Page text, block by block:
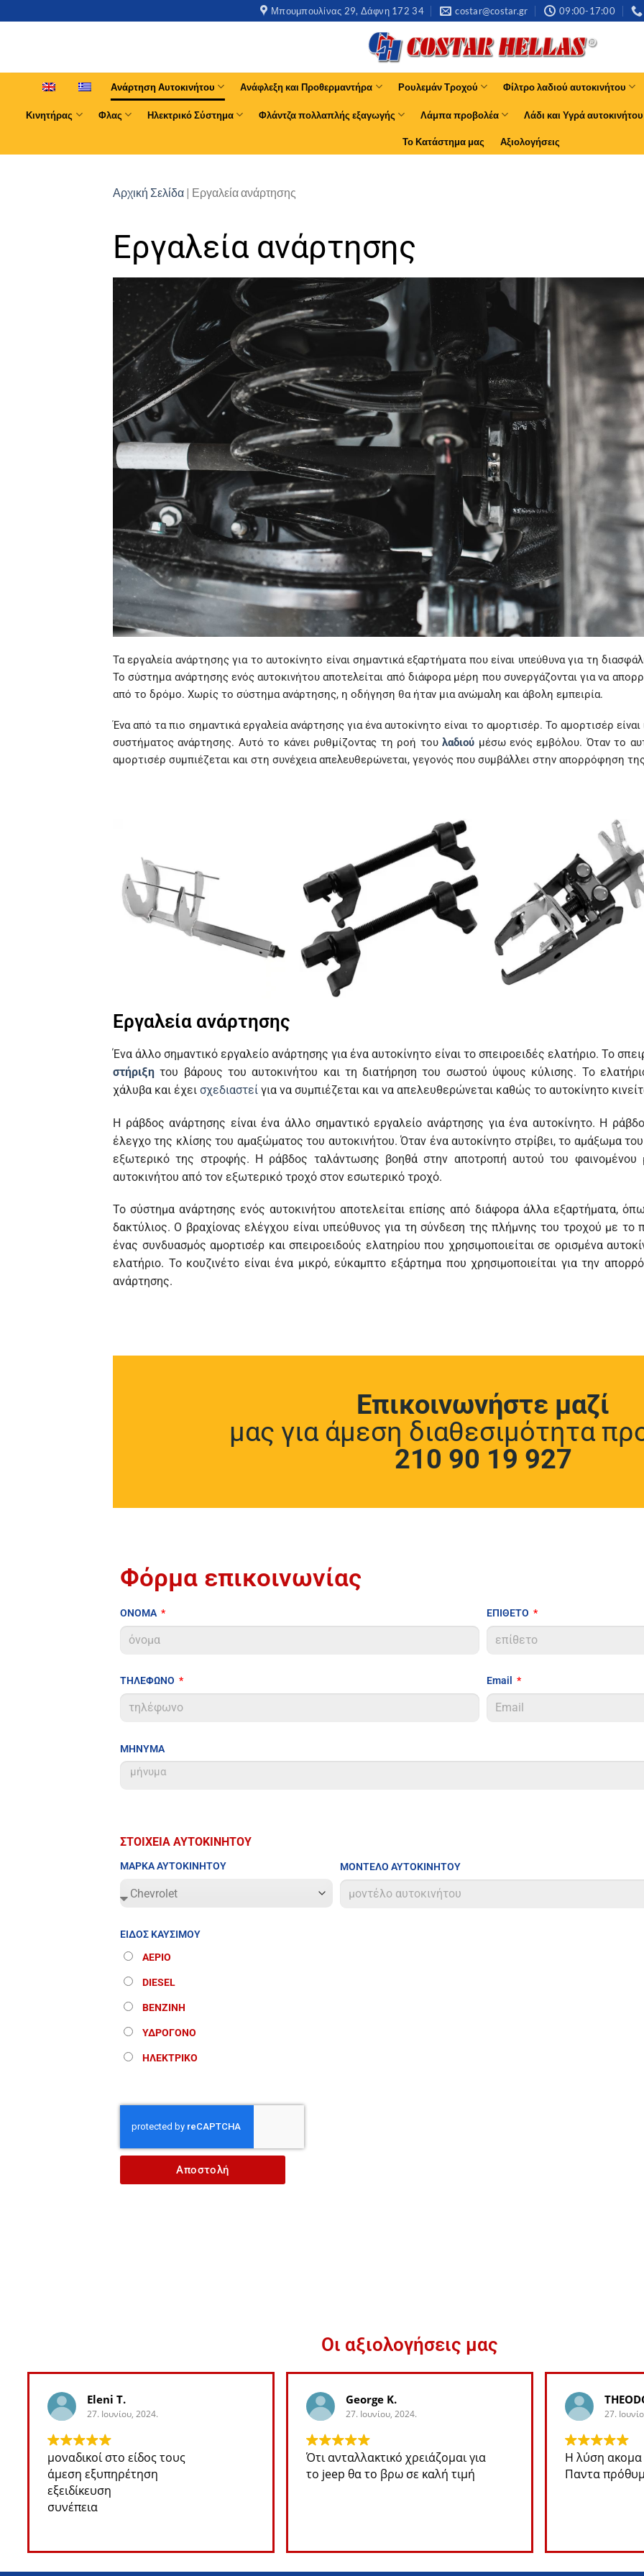
Μπουμπουλίνας 29, Δάφνη 172 34​ costar@costar.gr 09:00-17:00
Ανάρτηση Αυτοκινήτου Ανάφλεξη και Προθερμαντήρα Ρουλεμάν Τροχού Φίλτρο λαδιού αυτοκινήτου
Κινητήρας Φλας Ηλεκτρικό Σύστημα Φλάντζα πολλαπλής εξαγωγής Λάμπα προβολέα Λάδι και Υγρά αυτοκινήτου
Το Κατάστημα μας Αξιολογήσεις
Αρχική Σελίδα | Εργαλεία ανάρτησης
Εργαλεία ανάρτησης
Τα εργαλεία ανάρτησης για το αυτοκίνητο είναι σημαντικά εξαρτήματα που είναι υπεύθυνα για τη
Το σύστημα ανάρτησης ενός αυτοκινήτου αποτελείται από διάφορα μέρη που συνεργάζονται για να
από το δρόμο. Χωρίς το σύστημα ανάρτησης, η οδήγηση θα ήταν μια ανώμαλη και άβολη εμπειρία.
Ένα από τα πιο σημαντικά εργαλεία ανάρτησης για ένα αυτοκίνητο είναι το αμορτισέρ. Το αμορτισέρ
συστήματος ανάρτησης. Αυτό το κάνει ρυθμίζοντας τη ροή τουλαδιού μέσω ενός εμβόλου. Όταν το
αμορτισέρ συμπιέζεται και στη συνέχεια απελευθερώνεται, γεγονός που συμβάλλει στην απορρόφηση
Εργαλεία ανάρτησης
Ένα άλλο σημαντικό εργαλείο ανάρτησης για ένα αυτοκίνητο είναι το σπειροειδές ελατήριο. Το
στήριξη του βάρους του αυτοκινήτου και τη διατήρηση του σωστού ύψους κύλισης. Το
χάλυβα και έχει σχεδιαστεί για να συμπιέζεται και να απελευθερώνεται καθώς το αυτοκίνητο
Η ράβδος ανάρτησης είναι ένα άλλο σημαντικό εργαλείο ανάρτησης για ένα αυτοκίνητο. Η
έλεγχο της κλίσης του αμαξώματος του αυτοκινήτου. Όταν ένα αυτοκίνητο στρίβει, το αμάξωμα
εξωτερικό της στροφής. Η ράβδος ταλάντωσης βοηθά στην αποτροπή αυτού του
αυτοκινήτου από τον εξωτερικό τροχό στον εσωτερικό τροχό.
Το σύστημα ανάρτησης ενός αυτοκινήτου αποτελείται επίσης από διάφορα άλλα εξαρτήματα,
δακτύλιος. Ο βραχίονας ελέγχου είναι υπεύθυνος για τη σύνδεση της πλήμνης του τροχού με το
ένας συνδυασμός αμορτισέρ και σπειροειδούς ελατηρίου που χρησιμοποιείται σε ορισμένα
ελατήριο. Το κουζινέτο είναι ένα μικρό, εύκαμπτο εξάρτημα που χρησιμοποιείται για την
ανάρτησης.
Επικοινωνήστε μαζί
μας για άμεση διαθεσιμότητα
210 90 19 927
Φόρμα επικοινωνίας
ΟΝΟΜΑ ΕΠΙΘΕΤΟ
ΤΗΛΕΦΩΝΟ Email
ΜΗΝΥΜΑ
ΣΤΟΙΧΕΙΑ ΑΥΤΟΚΙΝΗΤΟΥ
ΜΑΡΚΑ ΑΥΤΟΚΙΝΗΤΟΥ ΜΟΝΤΕΛΟ ΑΥΤΟΚΙΝΗΤΟΥ
ΕΙΔΟΣ ΚΑΥΣΙΜΟΥ
ΑΕΡΙΟ
DIESEL
ΒΕΝΖΙΝΗ
ΥΔΡΟΓΟΝΟ
ΗΛΕΚΤΡΙΚΟ
Αποστολή
Οι αξιολογήσεις μας
Eleni T.
27. Ιουνίου, 2024.
μοναδικοί στο είδος τους
άμεση εξυπηρέτηση
εξειδίκευση
συνέπεια
George K.
27. Ιουνίου, 2024.
Ότι ανταλλακτικό χρειάζομαι για
το jeep θα το βρω σε καλή τιμή
27.
Η λύση ακομα
Παντα